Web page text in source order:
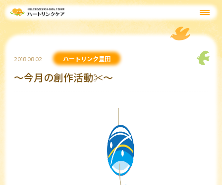
2018.08.02 ハートリンク豊田
～今月の創作活動✂～